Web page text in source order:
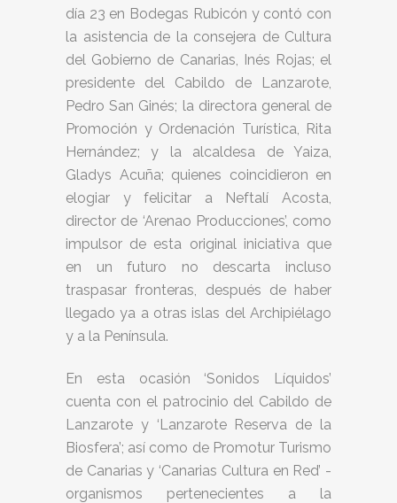
día 23 en Bodegas Rubicón y contó con
la asistencia de la consejera de Cultura
del Gobierno de Canarias, Inés Rojas; el
presidente del Cabildo de Lanzarote,
Pedro San Ginés; la directora general de
Promoción y Ordenación Turística, Rita
Hernández; y la alcaldesa de Yaiza,
Gladys Acuña; quienes coincidieron en
elogiar y felicitar a Neftalí Acosta,
director de ‘Arenao Producciones’, como
impulsor de esta original iniciativa que
en un futuro no descarta incluso
traspasar fronteras, después de haber
llegado ya a otras islas del Archipiélago
y a la Península.
En esta ocasión ‘Sonidos Líquidos’
cuenta con el patrocinio del Cabildo de
Lanzarote y ‘Lanzarote Reserva de la
Biosfera’; así como de Promotur Turismo
de Canarias y ‘Canarias Cultura en Red’ -
organismos pertenecientes a la